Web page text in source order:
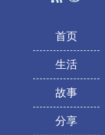
首页
生活
故事
分享